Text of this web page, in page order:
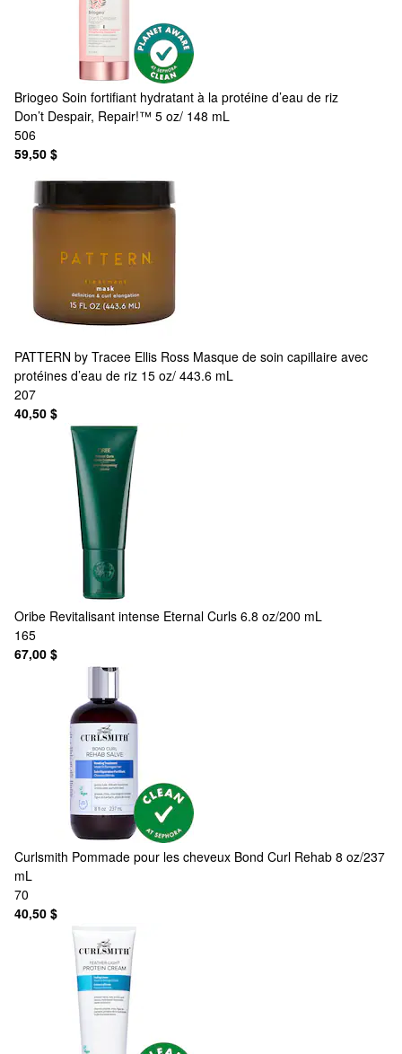
Briogeo Soin fortifiant hydratant à la protéine d’eau de riz
Don’t Despair, Repair!™ 5 oz/ 148 mL
506
59,50 $
PATTERN by Tracee Ellis Ross Masque de soin capillaire avec
protéines d’eau de riz 15 oz/ 443.6 mL
207
40,50 $
Oribe Revitalisant intense Eternal Curls 6.8 oz/200 mL
165
67,00 $
Curlsmith Pommade pour les cheveux Bond Curl Rehab 8 oz/237
mL
70
40,50 $